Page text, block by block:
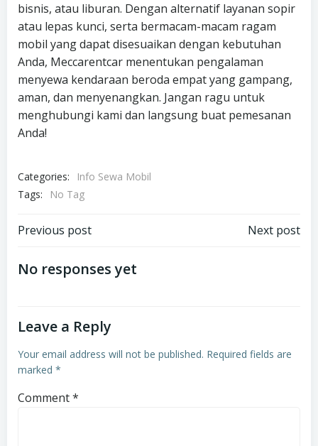
bisnis, atau liburan. Dengan alternatif layanan sopir
atau lepas kunci, serta bermacam-macam ragam
mobil yang dapat disesuaikan dengan kebutuhan
Anda, Meccarentcar menentukan pengalaman
menyewa kendaraan beroda empat yang gampang,
aman, dan menyenangkan. Jangan ragu untuk
menghubungi kami dan langsung buat pemesanan
Anda!
Categories:
Info Sewa Mobil
Tags:
No Tag
Post
navigation
Previous post Next post
No responses yet
Leave a Reply
Your email address will not be published. Required fields are
marked *
Comment*